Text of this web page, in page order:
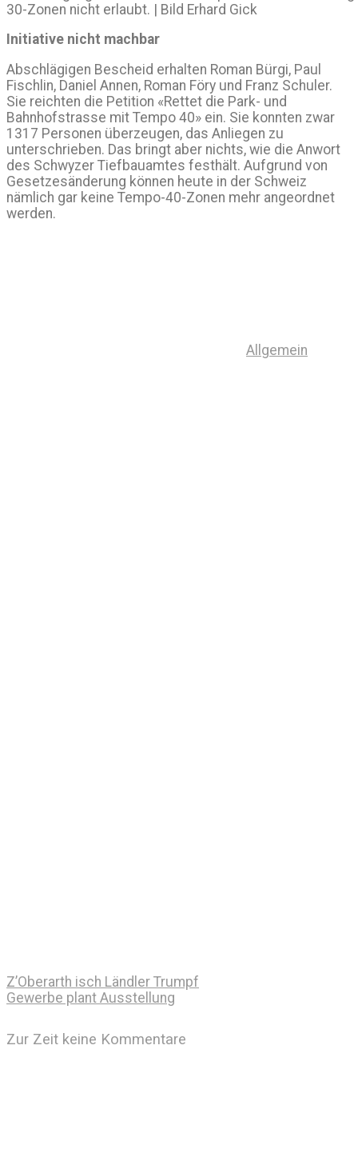
30-Zonen nicht erlaubt. | Bild Erhard Gick
Initiative nicht machbar
Abschlägigen Bescheid erhalten Roman Bürgi, Paul
Fischlin, Daniel Annen, Roman Föry und Franz Schuler.
Sie reichten die Petition «Rettet die Park- und
Bahnhofstrasse mit Tempo 40» ein. Sie konnten zwar
1317 Personen überzeugen, das Anliegen zu
unterschrieben. Das bringt aber nichts, wie die Anwort
des Schwyzer Tiefbauamtes festhält. Aufgrund von
Gesetzesänderung können heute in der Schweiz
nämlich gar keine Tempo-40-Zonen mehr angeordnet
werden.
Allgemein
Z’Oberarth isch Ländler Trumpf
Gewerbe plant Ausstellung
Zur Zeit keine Kommentare